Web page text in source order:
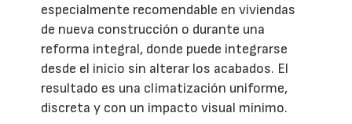
especialmente recomendable en viviendas
de nueva construcción o durante una
reforma integral, donde puede integrarse
desde el inicio sin alterar los acabados. El
resultado es una climatización uniforme,
discreta y con un impacto visual mínimo.